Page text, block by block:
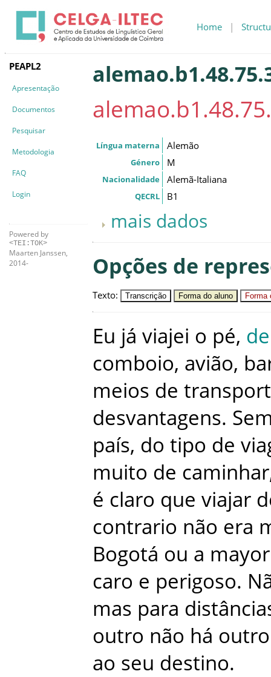
Home |
PEAPL2
Apresentação
Documentos
Pesquisar
Metodologia
FAQ
Login
Powered by
<TEI:TOK>
Maarten Janssen,
2014-
Língua materna Alemão
Género M
Nacionalidade Alemã-Italiana
QECRL B1
mais dados
Opções de
Texto: Transcrição Forma do aluno Forma
Eu já viajei o pé, de
comboio, avião,
meios de
desvantagens.
país, do tipo de
muito de caminhar
é claro que viajar
contrario não era
Bogotá ou a
caro e perigoso.
mas para
outro não há outro
ao seu destino.